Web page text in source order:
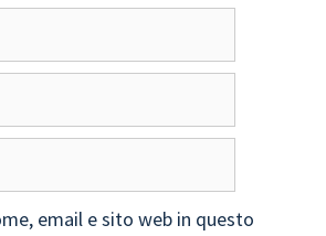
email e sito web in questo